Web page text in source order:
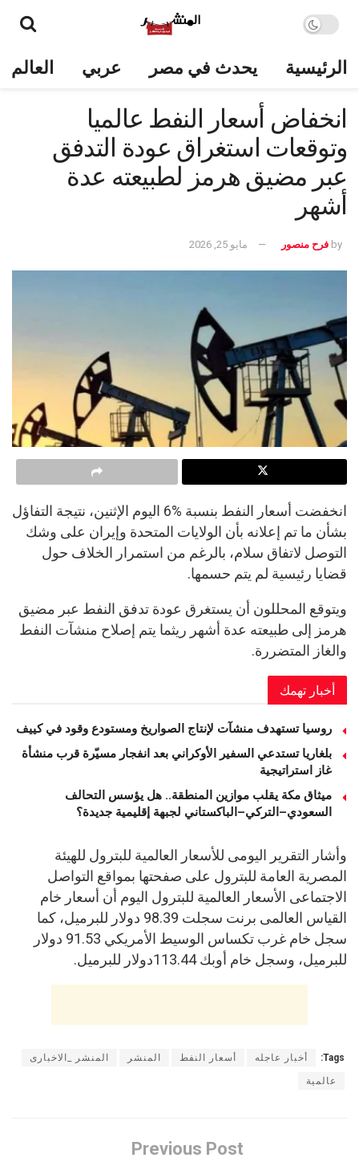
الرئيسية يحدث في مصر عربي العالم
انخفاض أسعار النفط عالميا
وتوقعات استغراق عودة التدفق
عبر مضيق هرمز لطبيعته عدة
أشهر
by فرح منصور مايو 25, 2026
انخفضت أسعار النفط بنسبة %6 اليوم الإثنين، نتيجة التفاؤل
بشأن ما تم إعلانه بأن الولايات المتحدة وإيران على وشك
التوصل لاتفاق سلام، بالرغم من استمرار الخلاف حول
قضايا رئيسية لم يتم حسمها.
ويتوقع المحللون أن يستغرق عودة تدفق النفط عبر مضيق
هرمز إلى طبيعته عدة أشهر ريثما يتم إصلاح منشآت النفط
والغاز المتضررة.
أخبار تهمك
روسيا تستهدف منشآت لإنتاج الصواريخ ومستودع وقود في كييف
بلغاريا تستدعي السفير الأوكراني بعد انفجار مسيّرة قرب منشأة
غاز استراتيجية
ميثاق مكة يقلب موازين المنطقة.. هل يؤسس التحالف
السعودي–التركي–الباكستاني لجبهة إقليمية جديدة؟
وأشار التقرير اليومى للأسعار العالمية للبترول للهيئة
المصرية العامة للبترول على صفحتها بمواقع التواصل
الاجتماعى الأسعار العالمية للبترول اليوم أن أسعار خام
القياس العالمى برنت سجلت 98.39 دولار للبرميل، كما
سجل خام غرب تكساس الوسيط الأمريكي 91.53 دولار
للبرميل، وسجل خام أوبك 113.44دولار للبرميل.
Tags: أخبار عاجله أسعار النفط المنشر المنشر _الاخبارى
عالمية
Previous Post